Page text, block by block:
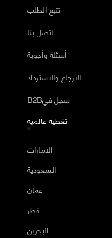
تتبع الطلب
اتصل بنا
أسئلة وأجوبة
الإرجاع والاسترداد
B2Bسجل في
تغطية عالمية
الامارات
السعودية
عمان
قطر
البحرين